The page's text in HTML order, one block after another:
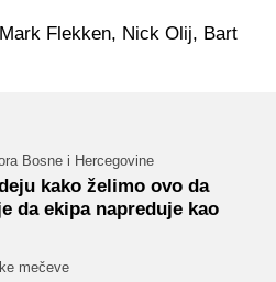
Flekken, Nick Olij, Bart
Bosne i Hercegovine
kako želimo ovo da
da ekipa napreduje kao
mečeve